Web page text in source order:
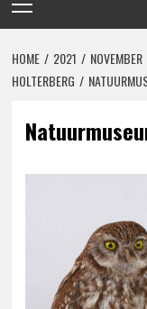
menu
HOME 2021 NOVEMBER
HOLTERBERG